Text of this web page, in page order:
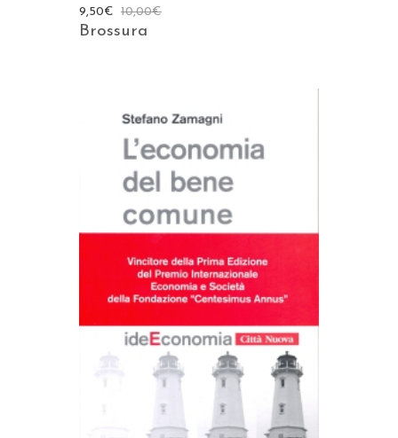
10,00€
9,50€
Brossura
AGGIUNGI AL CARRELLO